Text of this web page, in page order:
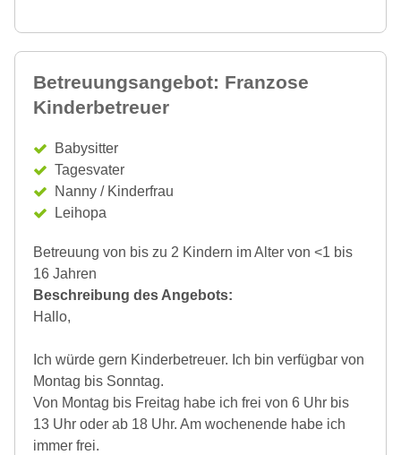
Betreuungsangebot: Franzose
Kinderbetreuer
Babysitter
Tagesvater
Nanny / Kinderfrau
Leihopa
Betreuung von bis zu 2 Kindern im Alter von <1 bis
16 Jahren
Beschreibung des Angebots:
Hallo,
Ich würde gern Kinderbetreuer. Ich bin verfügbar von
Montag bis Sonntag.
Von Montag bis Freitag habe ich frei von 6 Uhr bis
13 Uhr oder ab 18 Uhr. Am wochenende habe ich
immer frei.